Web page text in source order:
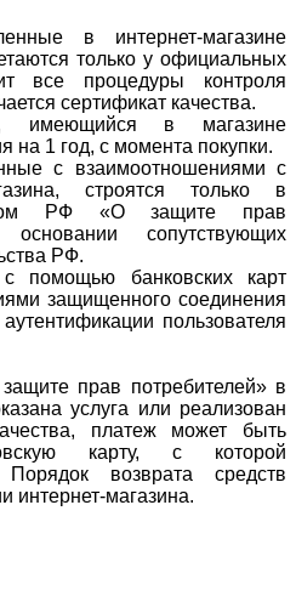
в интернет-магазине
только у официальных
все процедуры контроля
сертификат качества.
имеющийся в магазине
на 1 год, с момента покупки.
с взаимоотношениями с
строятся только в
РФ «О защите прав
сопутствующих
РФ.
с помощью банковских карт
защищенного соединения
пользователя
прав потребителей» в
услуга или реализован
платеж может быть
карту, с которой
Порядок возврата средств
интернет-магазина.